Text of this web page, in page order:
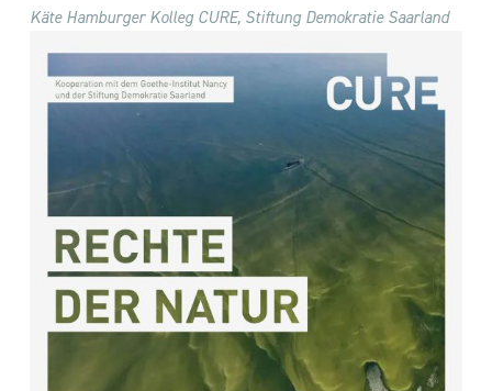
Käte Hamburger Kolleg CURE, Stiftung Demokratie Saarland